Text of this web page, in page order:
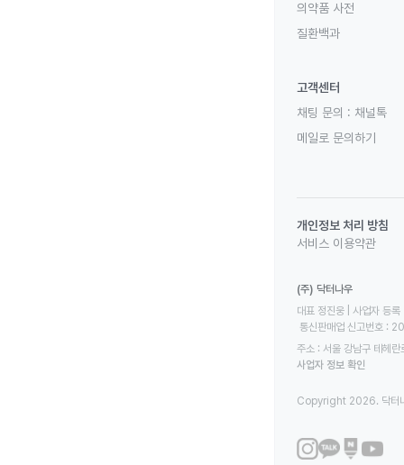
의약품 사전
질환백과
고객센터
채팅 문의 : 채널톡
메일로 문의하기
개인정보 처리 방침
서비스 이용약관
(주) 닥터나우
대표 정진웅 | 사업자
통신판매업 신고번호
주소 : 서울 강남구 테헤
사업자 정보 확인
Copyright 2026. 닥터